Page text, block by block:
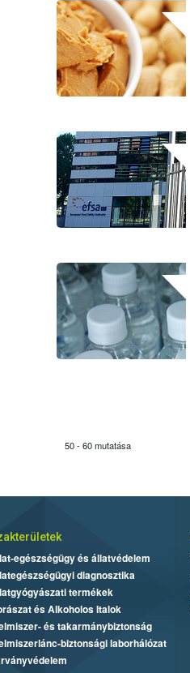
50 - 60 mutatása
egészségügy és állatvédelem
diagnosztika
termékek
és Alkoholos Italok
és takarmánybiztonság
biztonsági laborhálózat